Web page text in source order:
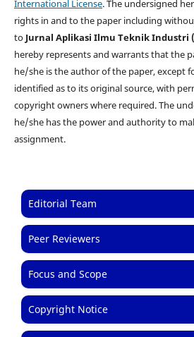
International License. The undersigned
rights in and to the paper including
to Jurnal Aplikasi Ilmu Teknik Industri
hereby represents and warrants that the
he/she is the author of the paper, except
identified as to its original source, with
copyright owners where required. The
he/she has the power and authority to
assignment.
Editorial Team
Peer Reviewers
Focus and Scope
Copyright Notice